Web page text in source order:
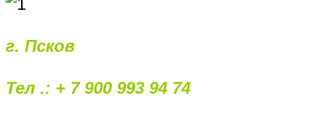
г. Псков
Тел .: + 7 900 993 94 74